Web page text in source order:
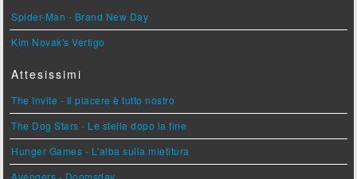
Spider-Man - Brand New Day
Kim Novak's Vertigo
Attesissimi
The Invite - Il piacere è tutto nostro
The Dog Stars - Le stelle dopo la fine
Hunger Games - L'alba sulla mietitura